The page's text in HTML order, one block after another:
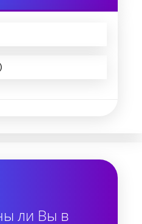
ли Вы в